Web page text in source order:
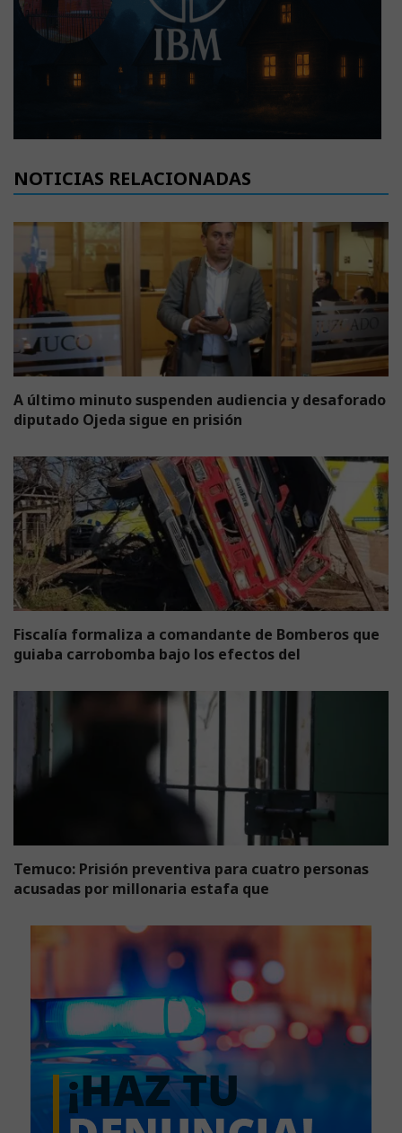
NOTICIAS RELACIONADAS
A último minuto suspenden audiencia y desaforado
diputado Ojeda sigue en prisión
Fiscalía formaliza a comandante de Bomberos que
guiaba carrobomba bajo los efectos del
Temuco: Prisión preventiva para cuatro personas
acusadas por millonaria estafa que